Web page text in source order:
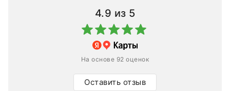
4.9 из 5
На основе 92 оценок
Оставить отзыв